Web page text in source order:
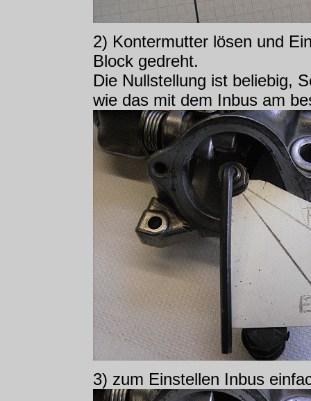
2) Kontermutter lösen und
Block gedreht.
Die Nullstellung ist beliebig,
wie das mit dem Inbus am
3) zum Einstellen Inbus